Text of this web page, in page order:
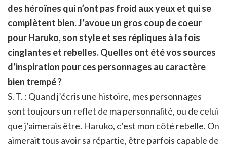
des héroïnes qui n’ont pas froid aux yeux et qui se
complètent bien. J’avoue un gros coup de coeur
pour Haruko, son style et ses répliques à la fois
cinglantes et rebelles. Quelles ont été vos sources
d’inspiration pour ces personnages au caractère
bien trempé ?
S. T. : Quand j’écris une histoire, mes personnages
sont toujours un reflet de ma personnalité, ou de celui
que j’aimerais être. Haruko, c’est mon côté rebelle. On
aimerait tous avoir sa répartie, être parfois capable de